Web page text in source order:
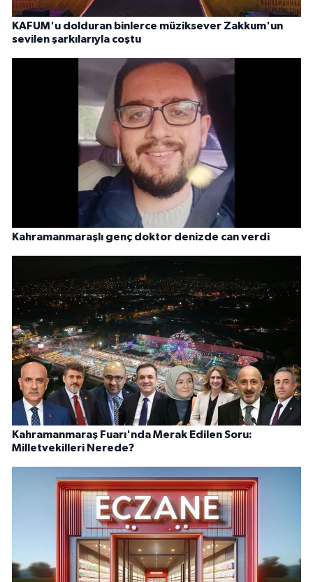
KAFUM'u dolduran binlerce müziksever Zakkum'un
sevilen şarkılarıyla coştu
Kahramanmaraşlı genç doktor denizde can verdi
Kahramanmaraş Fuarı'nda Merak Edilen Soru:
Milletvekilleri Nerede?